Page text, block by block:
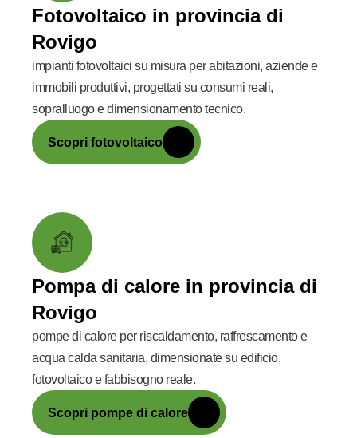
Fotovoltaico in provincia di
Rovigo
impianti fotovoltaici su misura per abitazioni, aziende e
immobili produttivi, progettati su consumi reali,
sopralluogo e dimensionamento tecnico.
Scopri fotovoltaico
Pompa di calore in provincia di
Rovigo
pompe di calore per riscaldamento, raffrescamento e
acqua calda sanitaria, dimensionate su edificio,
fotovoltaico e fabbisogno reale.
Scopri pompe di calore